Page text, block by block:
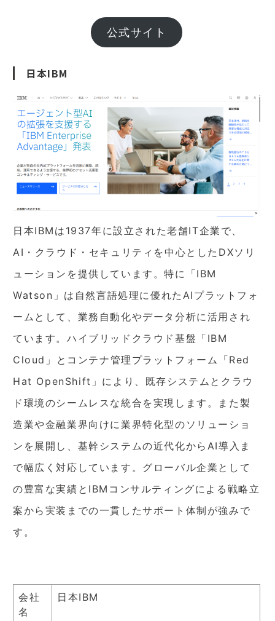
公式サイト
日本IBM
日本IBMは1937年に設立された老舗IT企業で、
AI・クラウド・セキュリティを中心としたDXソリ
ューションを提供しています。特に「IBM
Watson」は自然言語処理に優れたAIプラットフォ
ームとして、業務自動化やデータ分析に活用され
ています。ハイブリッドクラウド基盤「IBM
Cloud」とコンテナ管理プラットフォーム「Red
Hat OpenShift」により、既存システムとクラウ
ド環境のシームレスな統合を実現します。また製
造業や金融業界向けに業界特化型のソリューショ
ンを展開し、基幹システムの近代化からAI導入ま
で幅広く対応しています。グローバル企業として
の豊富な実績とIBMコンサルティングによる戦略立
案から実装までの一貫したサポート体制が強みで
す。
会社
名
日本IBM